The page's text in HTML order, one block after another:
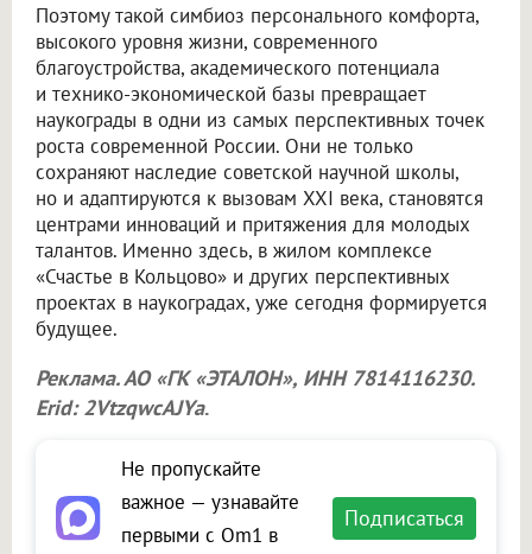
Поэтому такой симбиоз персонального комфорта,
высокого уровня жизни, современного
благоустройства, академического потенциала
и технико-экономической базы превращает
наукограды в одни из самых перспективных точек
роста современной России. Они не только
сохраняют наследие советской научной школы,
но и адаптируются к вызовам XXI века, становятся
центрами инноваций и притяжения для молодых
талантов. Именно здесь, в жилом комплексе
«Счастье в Кольцово» и других перспективных
проектах в наукоградах, уже сегодня формируется
будущее.
Реклама. АО «ГК «ЭТАЛОН», ИНН 7814116230.
Erid: 2VtzqwcAJYa.
Не пропускайте
важное — узнавайте
первыми с Om1 в
Подписаться